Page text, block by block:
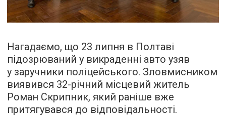
Нагадаємо, що 23 липня в Полтаві
підозрюваний у викраденні авто узяв
у заручники поліцейського. Зловмисником
виявився 32-річний місцевий житель
Роман Скрипник, який раніше вже
притягувався до відповідальності.